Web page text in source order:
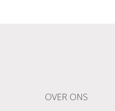
OVER ONS